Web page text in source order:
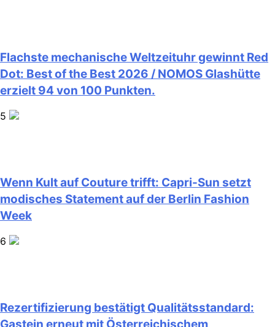
Flachste mechanische Weltzeituhr gewinnt Red
Dot: Best of the Best 2026 / NOMOS Glashütte
erzielt 94 von 100 Punkten.
5
Wenn Kult auf Couture trifft: Capri-Sun setzt
modisches Statement auf der Berlin Fashion
Week
6
Rezertifizierung bestätigt Qualitätsstandard: